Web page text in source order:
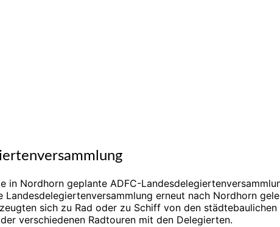
in Nordhorn geplante ADFC-
Landesdelegiertenversammlung erneut nach Nordhorn
sich zu Rad oder zu Schiff von den
verschiedenen Radtouren mit den Delegierten.